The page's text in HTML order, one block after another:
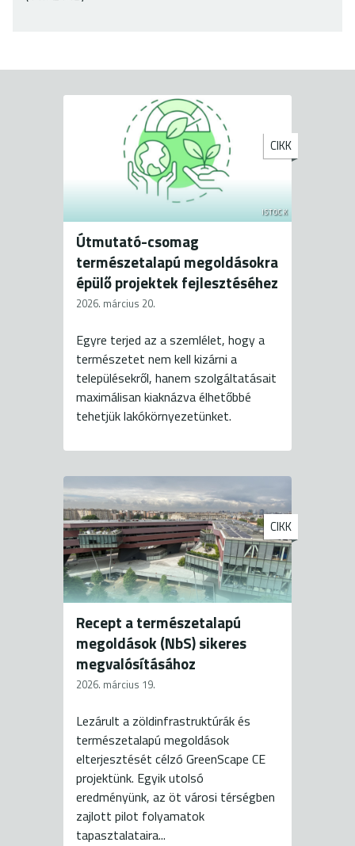
ISTOCK
CIKK
Útmutató-csomag
természetalapú megoldásokra
épülő projektek fejlesztéséhez
2026. március 20.
Egyre terjed az a szemlélet, hogy a
természetet nem kell kizárni a
településekről, hanem szolgáltatásait
maximálisan kiaknázva élhetőbbé
tehetjük lakókörnyezetünket.
CIKK
Recept a természetalapú
megoldások (NbS) sikeres
megvalósításához
2026. március 19.
Lezárult a zöldinfrastruktúrák és
természetalapú megoldások
elterjesztését célzó GreenScape CE
projektünk. Egyik utolsó
eredményünk, az öt városi térségben
zajlott pilot folyamatok
tapasztalataira...